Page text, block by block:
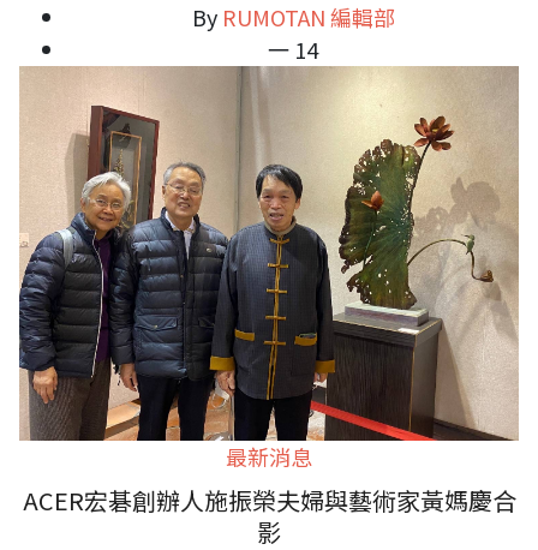
By RUMOTAN 編輯部
一 14
最新消息
ACER宏碁創辦人施振榮夫婦與藝術家黃媽慶合
影